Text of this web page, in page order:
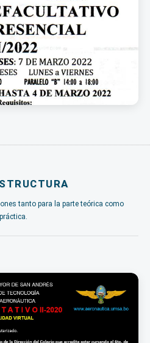
tanto para la parte teórica como
práctica.